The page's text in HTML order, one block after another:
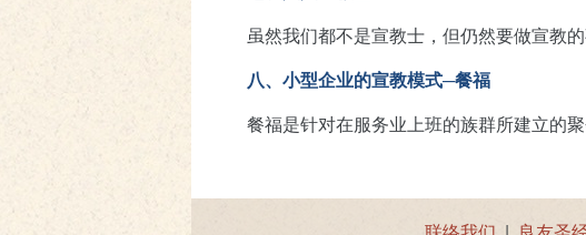
虽然我们都不是宣教士，但仍然要做宣教
八、小型企业的宣教模式─餐福
餐福是针对在服务业上班的族群所建立的